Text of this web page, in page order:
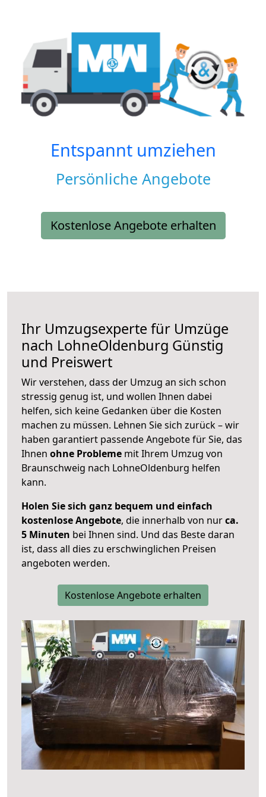
Entspannt umziehen
Persönliche Angebote
Kostenlose Angebote erhalten
Ihr Umzugsexperte für Umzüge
nach LohneOldenburg Günstig
und Preiswert
Wir verstehen, dass der Umzug an sich schon
stressig genug ist, und wollen Ihnen dabei
helfen, sich keine Gedanken über die Kosten
machen zu müssen. Lehnen Sie sich zurück – wir
haben garantiert passende Angebote für Sie, das
Ihnen ohne Probleme mit Ihrem Umzug von
Braunschweig nach LohneOldenburg helfen
kann.
Holen Sie sich ganz bequem und einfach
kostenlose Angebote, die innerhalb von nurca.
5 Minuten bei Ihnen sind. Und das Beste daran
ist, dass all dies zu erschwinglichen Preisen
angeboten werden.
Kostenlose Angebote erhalten